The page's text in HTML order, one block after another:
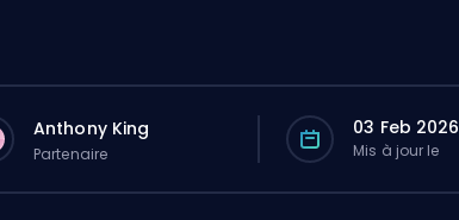
Anthony King
Partenaire
03 Feb 2026
Mis à jour le